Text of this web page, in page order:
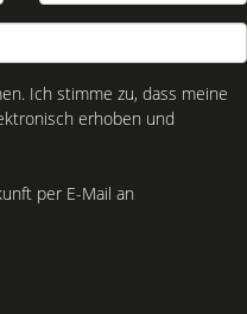
Ich stimme zu, dass meine
erhoben und
per E-Mail an